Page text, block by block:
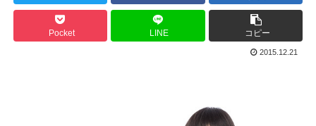
Pocket LINE コピー
2015.12.21